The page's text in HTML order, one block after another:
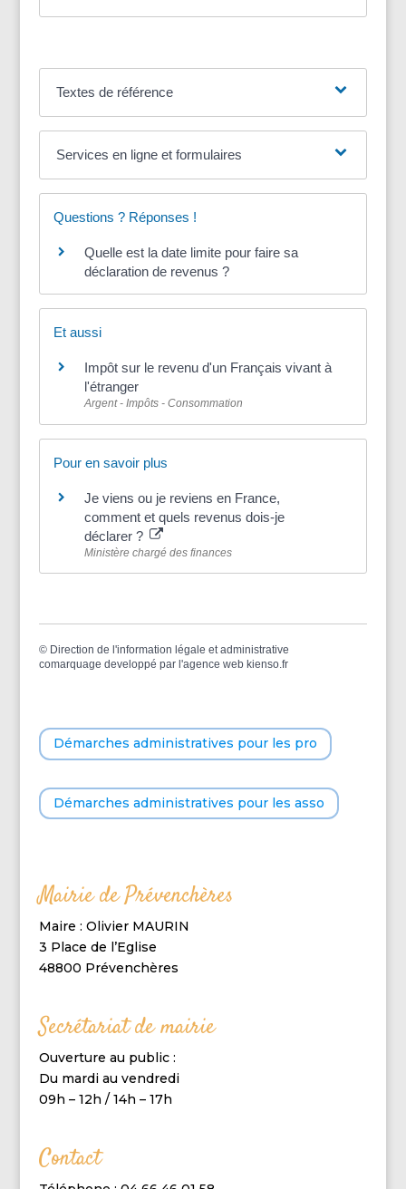
Textes de référence
Services en ligne et formulaires
Questions ? Réponses !
Quelle est la date limite pour faire sa
déclaration de revenus ?
Et aussi
Impôt sur le revenu d'un Français vivant à
l'étranger
Argent - Impôts - Consommation
Pour en savoir plus
Je viens ou je reviens en France,
comment et quels revenus dois-je
déclarer ?
Ministère chargé des finances
© Direction de l'information légale et administrative
comarquage developpé par l'agence web kienso.fr
Démarches administratives pour les pro
Démarches administratives pour les asso
Mairie de Prévenchères
Maire : Olivier MAURIN
3 Place de l’Eglise
48800 Prévenchères
Secrétariat de mairie
Ouverture au public :
Du mardi au vendredi
09h – 12h / 14h – 17h
Contact